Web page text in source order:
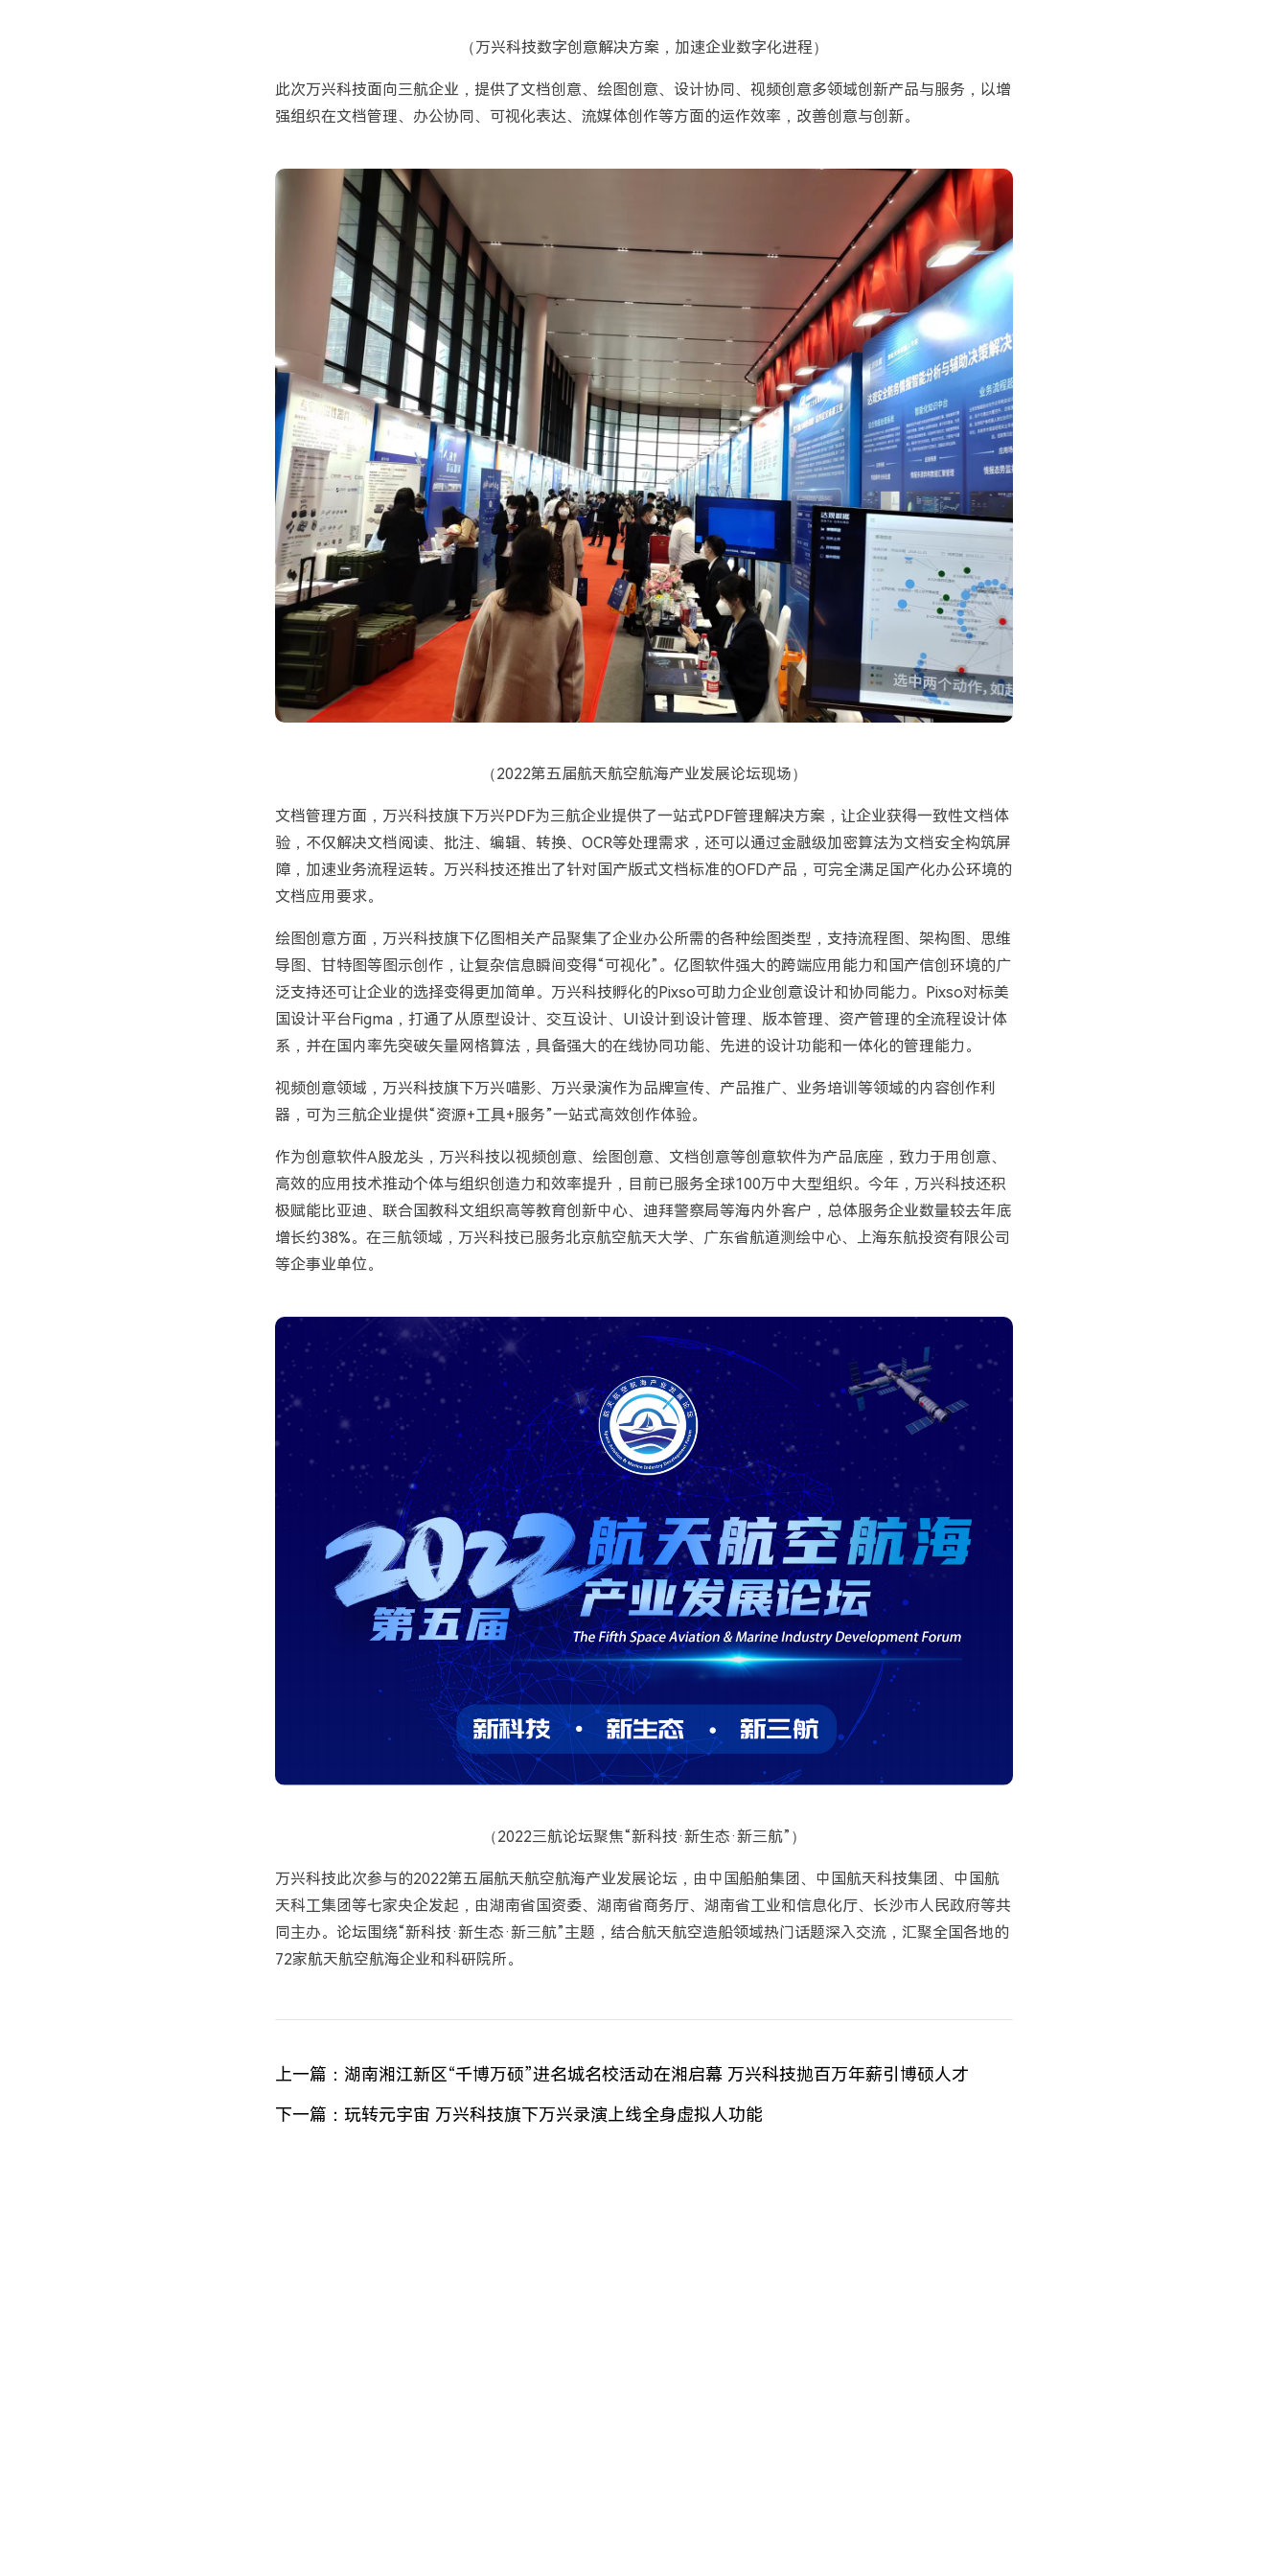
（万兴科技数字创意解决方案，加速企业数字化进程）
此次万兴科技面向三航企业，提供了文档创意、绘图创意、设计协同、视频创意多领域创新产品与服务，以增
强组织在文档管理、办公协同、可视化表达、流媒体创作等方面的运作效率，改善创意与创新。
（2022第五届航天航空航海产业发展论坛现场）
文档管理方面，万兴科技旗下万兴PDF为三航企业提供了一站式PDF管理解决方案，让企业获得一致性文档体
验，不仅解决文档阅读、批注、编辑、转换、OCR等处理需求，还可以通过金融级加密算法为文档安全构筑屏
障，加速业务流程运转。万兴科技还推出了针对国产版式文档标准的OFD产品，可完全满足国产化办公环境的
文档应用要求。
绘图创意方面，万兴科技旗下亿图相关产品聚集了企业办公所需的各种绘图类型，支持流程图、架构图、思维
导图、甘特图等图示创作，让复杂信息瞬间变得“可视化”。亿图软件强大的跨端应用能力和国产信创环境的广
泛支持还可让企业的选择变得更加简单。万兴科技孵化的Pixso可助力企业创意设计和协同能力。Pixso对标美
国设计平台Figma，打通了从原型设计、交互设计、UI设计到设计管理、版本管理、资产管理的全流程设计体
系，并在国内率先突破矢量网格算法，具备强大的在线协同功能、先进的设计功能和一体化的管理能力。
视频创意领域，万兴科技旗下万兴喵影、万兴录演作为品牌宣传、产品推广、业务培训等领域的内容创作利
器，可为三航企业提供“资源+工具+服务”一站式高效创作体验。
作为创意软件A股龙头，万兴科技以视频创意、绘图创意、文档创意等创意软件为产品底座，致力于用创意、
高效的应用技术推动个体与组织创造力和效率提升，目前已服务全球100万中大型组织。今年，万兴科技还积
极赋能比亚迪、联合国教科文组织高等教育创新中心、迪拜警察局等海内外客户，总体服务企业数量较去年底
增长约38%。在三航领域，万兴科技已服务北京航空航天大学、广东省航道测绘中心、上海东航投资有限公司
等企事业单位。
（2022三航论坛聚焦“新科技·新生态·新三航”）
万兴科技此次参与的2022第五届航天航空航海产业发展论坛，由中国船舶集团、中国航天科技集团、中国航
天科工集团等七家央企发起，由湖南省国资委、湖南省商务厅、湖南省工业和信息化厅、长沙市人民政府等共
同主办。论坛围绕“新科技·新生态·新三航”主题，结合航天航空造船领域热门话题深入交流，汇聚全国各地的
72家航天航空航海企业和科研院所。
上一篇： 湖南湘江新区“千博万硕”进名城名校活动在湘启幕 万兴科技抛百万年薪引博硕人才
下一篇： 玩转元宇宙 万兴科技旗下万兴录演上线全身虚拟人功能